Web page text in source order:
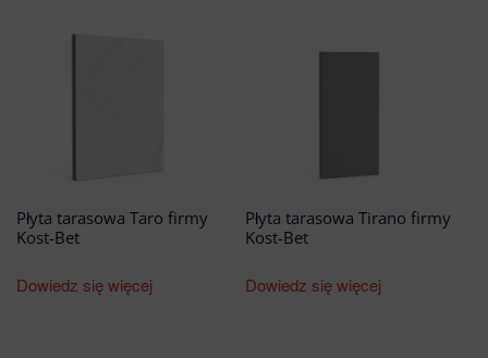
Płyta tarasowa Taro firmy
Kost-Bet
Dowiedz się więcej
Płyta tarasowa Tirano firmy
Kost-Bet
Dowiedz się więcej